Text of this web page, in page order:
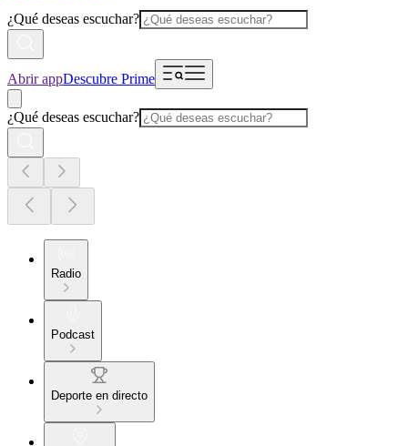
¿Qué deseas escuchar?
Abrir appDescubre Prime
¿Qué deseas escuchar?
Radio
Podcast
Deporte en directo